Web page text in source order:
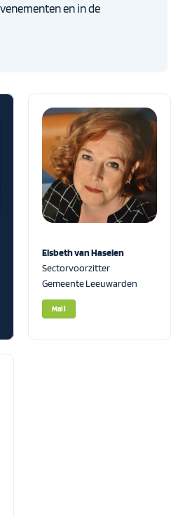
en in de
Elsbeth van Haselen
Sectorvoorzitter
Gemeente Leeuwarden
Mail